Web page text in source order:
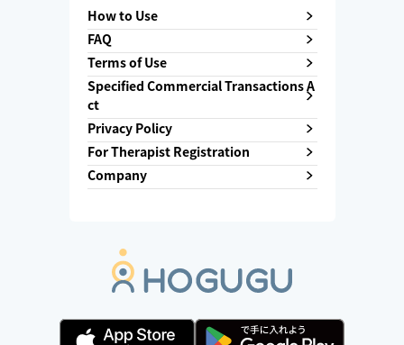
How to Use
FAQ
Terms of Use
Specified Commercial Transactions A
ct
Privacy Policy
For Therapist Registration
Company